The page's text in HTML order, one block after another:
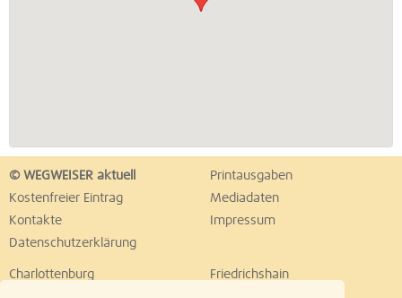
© WEGWEISER aktuell
Printausgaben
Kostenfreier Eintrag
Mediadaten
Kontakte
Impressum
Datenschutzerklärung
Charlottenburg
Friedrichshain